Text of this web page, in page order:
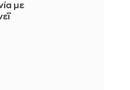
με